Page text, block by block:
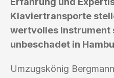
Klaviertransporte
wertvolles Instrument
unbeschadet in
Umzugskönig